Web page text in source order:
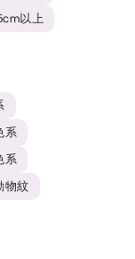
以上
系
系
物紋